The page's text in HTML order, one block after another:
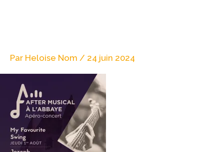
Par Heloise Nom / 24 juin 2024